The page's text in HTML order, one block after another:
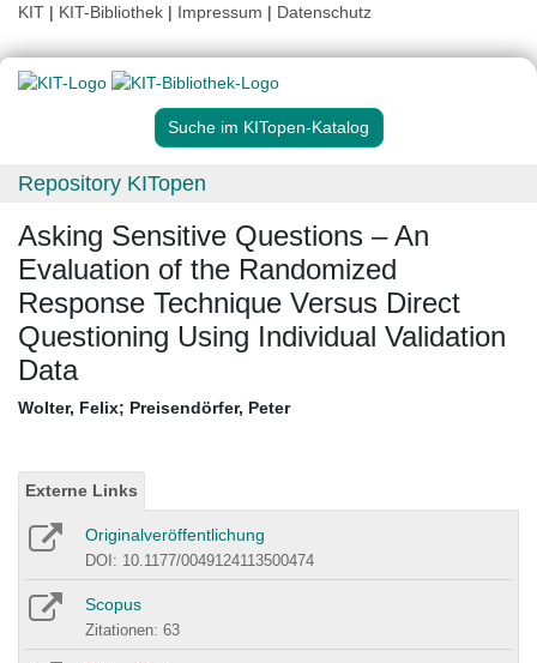
KIT | KIT-Bibliothek | Impressum | Datenschutz
Suche im KITopen-Katalog
Repository KITopen
Asking Sensitive Questions – An
Evaluation of the Randomized
Response Technique Versus Direct
Questioning Using Individual Validation
Data
Wolter, Felix; Preisendörfer, Peter
Externe Links
Originalveröffentlichung
DOI: 10.1177/0049124113500474
Scopus
Zitationen: 63